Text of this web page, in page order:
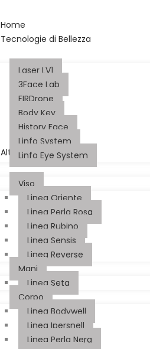
Home
Tecnologie di Bellezza
Laser LV1
3Face Lab
FIRDrone
Body Key
History Face
Linfo System
Linfo Eye System
Alta Cosmesi
Viso
Linea Oriente
Linea Perla Rosa
Linea Rubino
Linea Sensis
Linea Reverse
Mani
Linea Seta
Corpo
Linea Bodywell
Linea Ipersnell
Linea Perla Nera